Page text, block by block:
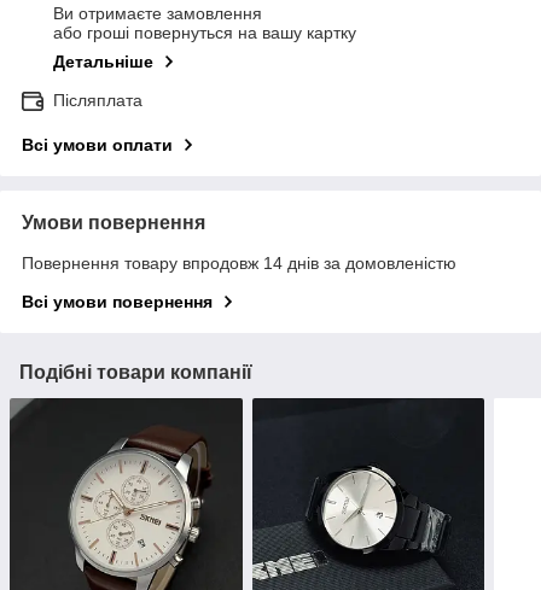
Ви отримаєте замовлення
або гроші повернуться на вашу картку
Детальніше
Післяплата
Всі умови оплати
Умови повернення
Повернення товару впродовж 14 днів за домовленістю
Всі умови повернення
Подібні товари компанії